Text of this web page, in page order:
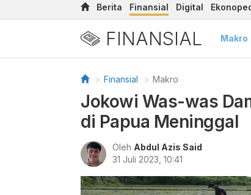
Berita Finansial Digital
FINANSIAL Makro
Finansial Makro
Jokowi Was-was
di Papua Meninggal
Oleh Abdul Azis Said
31 Juli 2023, 10:41